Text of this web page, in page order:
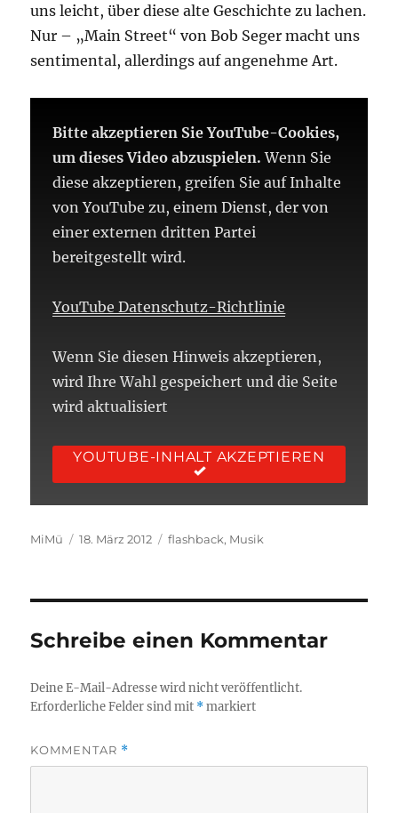
uns leicht, über diese alte Geschichte zu lachen.
Nur – „Main Street“ von Bob Seger macht uns
sentimental, allerdings auf angenehme Art.
Bitte akzeptieren Sie YouTube-Cookies,
um dieses Video abzuspielen. Wenn Sie
diese akzeptieren, greifen Sie auf Inhalte
von YouTube zu, einem Dienst, der von
einer externen dritten Partei
bereitgestellt wird.
YouTube Datenschutz-Richtlinie
Wenn Sie diesen Hinweis akzeptieren,
wird Ihre Wahl gespeichert und die Seite
wird aktualisiert
YOUTUBE-INHALT AKZEPTIEREN
Autor
MiMü
Veröffentlicht
18. März 2012 Kategorien
flashback, Musik
Schreibe einen Kommentar
Deine E-Mail-Adresse wird nicht veröffentlicht.
Erforderliche Felder sind mit *markiert
KOMMENTAR *